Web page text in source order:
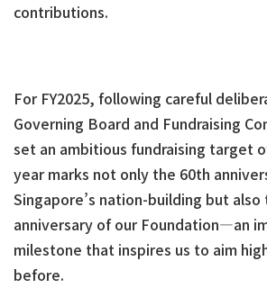
contributions.
For FY2025, following careful
Governing Board and Fundraising
set an ambitious fundraising target
year marks not only the 60th
Singapore’s nation-building but also
anniversary of our Foundation—an
milestone that inspires us to aim
before.